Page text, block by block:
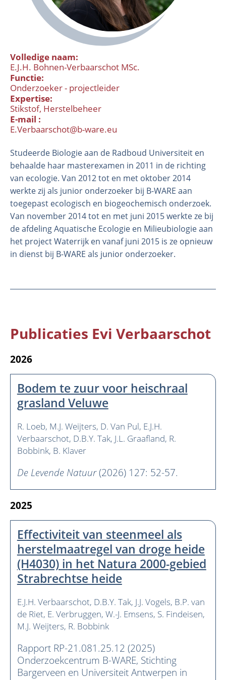
Organisatie
Laboratorium
Veld- en laboratoriumexperimenten
Veldwerkzaamheden
Volledige naam
E.J.H. Bohnen-Verbaarschot MSc.
Functie
Onderzoeker - projectleider
Expertise
Stikstof Herstelbeheer
E-mail
E.Verbaarschot@b-ware.eu
Studeerde Biologie aan de Radboud Universiteit en
behaalde haar masterexamen in 2011 in de richting
van ecologie. Van 2012 tot en met oktober 2014
werkte zij als junior onderzoeker bij B-WARE aan
toegepast ecologisch en biogeochemisch onderzoek.
Van november 2014 tot en met juni 2015 werkte ze bij
de afdeling Aquatische Ecologie en Milieubiologie aan
het project Waterrijk en vanaf juni 2015 is ze opnieuw
in dienst bij B-WARE als junior onderzoeker.
Publicaties Evi Verbaarschot
2026
Bodem te zuur voor heischraal
grasland Veluwe
R. Loeb M.J. Weijters D. Van Pul E.J.H.
Verbaarschot D.B.Y. Tak J.L. Graafland R.
Bobbink B. Klaver
De Levende Natuur(2026) 127: 52-57.
2025
Effectiviteit van steenmeel als
herstelmaatregel van droge heide
(H4030) in het Natura 2000-gebied
Strabrechtse heide
E.J.H. Verbaarschot D.B.Y. Tak J.J. Vogels B.P. van
de Riet E. Verbruggen W.-J. Emsens S. Findeisen
M.J. Weijters R. Bobbink
Rapport RP-21.081.25.12 (2025)
Onderzoekcentrum B-WARE, Stichting
Bargerveen en Universiteit Antwerpen in